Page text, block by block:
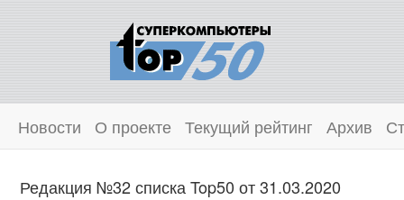
Новости О проекте Текущий рейтинг Архив
Редакция №32 списка Top50 от 31.03.2020